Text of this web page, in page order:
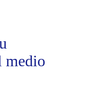
medio